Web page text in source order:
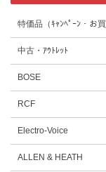
特価品（ｷｬﾝﾍﾟｰﾝ・お
中古・ｱｳﾄﾚｯﾄ
BOSE
RCF
Electro-Voice
ALLEN & HEATH